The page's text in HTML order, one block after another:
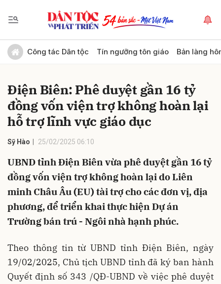
Công tác Dân tộc Tín ngưỡng tôn giáo Bản làng
Điện Biên: Phê duyệt gần 16 tỷ
đồng vốn viện trợ không hoàn lại
hỗ trợ lĩnh vực giáo dục
Sỹ Hào 25/02/2025 06:10
UBND tỉnh Điện Biên vừa phê duyệt gần 16 tỷ
đồng vốn viện trợ không hoàn lại do Liên
minh Châu Âu (EU) tài trợ cho các đơn vị, địa
phương, để triển khai thực hiện Dự án
Trường bán trú - Ngôi nhà hạnh phúc.
Theo thông tin từ UBND tỉnh Điện Biên, ngày
19/02/2025, Chủ tịch UBND tỉnh đã ký ban hành
Quyết định số 343 /QÐ-UBND về việc phê duyệt
Gửi bình luận